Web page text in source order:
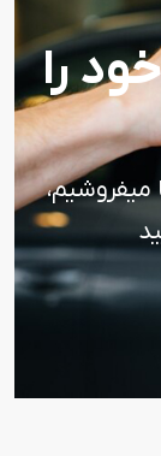
را
میفروشیم،